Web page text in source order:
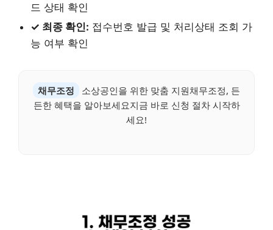
드 상태 확인
✓ 최종 확인: 접수번호 발급 및 처리상태 조회 가
능 여부 확인
채무조정
소상공인을 위한 맞춤 지원채무조정, 든
든한 혜택을 알아보세요지금 바로 신청 절차 시작하
세요!